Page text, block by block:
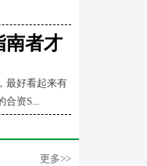
南者才
最好看起来有
合资S...
更多>>